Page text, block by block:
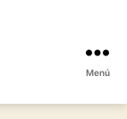
Menú